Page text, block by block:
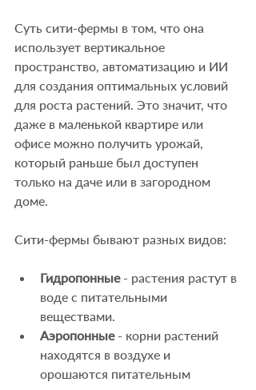
Суть сити-фермы в том, что она
использует вертикальное
пространство, автоматизацию и ИИ
для создания оптимальных условий
для роста растений. Это значит, что
даже в маленькой квартире или
офисе можно получить урожай,
который раньше был доступен
только на даче или в загородном
доме.
Сити-фермы бывают разных видов:
Гидропонные - растения растут в
воде с питательными
веществами.
Аэропонные - корни растений
находятся в воздухе и
орошаются питательным